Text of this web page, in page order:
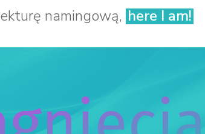
namingową, here I am!